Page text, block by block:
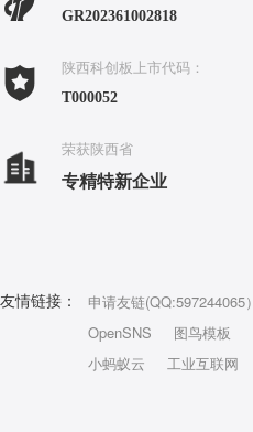
GR202361002818
陕西科创板上市代码：
T000052
荣获陕西省
专精特新企业
友情链接： 申请友链(QQ:597244065）
OpenSNS
图鸟模板
小蚂蚁云
工业互联网